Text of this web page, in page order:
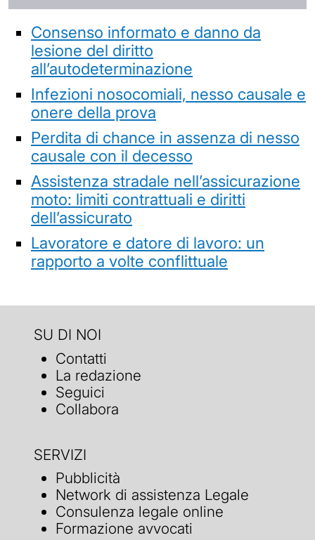
Consenso informato e danno da
lesione del diritto
all’autodeterminazione
Infezioni nosocomiali, nesso causale e
onere della prova
Perdita di chance in assenza di nesso
causale con il decesso
Assistenza stradale nell’assicurazione
moto: limiti contrattuali e diritti
dell’assicurato
Lavoratore e datore di lavoro: un
rapporto a volte conflittuale
SU DI NOI
Contatti
La redazione
Seguici
Collabora
SERVIZI
Pubblicità
Network di assistenza Legale
Consulenza legale online
Formazione avvocati